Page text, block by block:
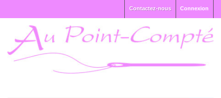
Connexion
Contactez-nous